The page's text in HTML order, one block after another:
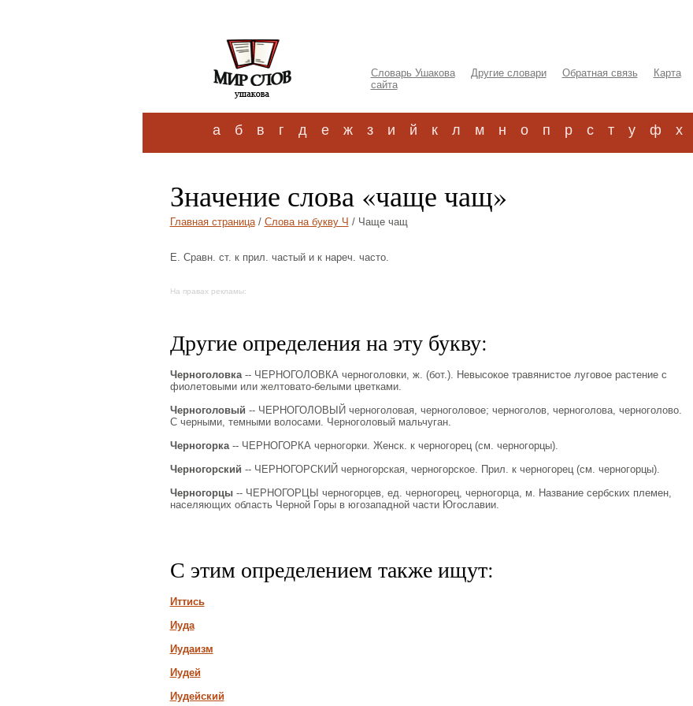
Словарь Ушакова Другие словари Обратная связь
Карта
сайта
а б в г д е ж з и й к л м н о п р с т у ф х
Значение слова «чаще чащ»
Главная страница/ Слова на букву Ч / Чаще чащ
Е. Сравн. ст. к прил. частый и к нареч. часто.
На правах рекламы:
Другие определения на эту букву:
Черноголовка-- ЧЕРНОГОЛОВКА черноголовки, ж. (бот.). Невысокое травянистое луговое растение с
фиолетовыми или желтовато-белыми цветками.
Черноголовый -- ЧЕРНОГОЛОВЫЙ черноголовая, черноголовое; черноголов, черноголова, черноголово.
С черными, темными волосами. Черноголовый мальчуган.
Черногорка-- ЧЕРНОГОРКА черногорки. Женск. к черногорец (см. черногорцы).
Черногорский -- ЧЕРНОГОРСКИЙ черногорская, черногорское. Прил. к черногорец (см. черногорцы).
Черногорцы-- ЧЕРНОГОРЦЫ черногорцев, ед. черногорец, черногорца, м. Название сербских племен,
населяющих область Черной Горы в югозападной части Югославии.
С этим определением также ищут:
Иттись
Иуда
Иудаизм
Иудей
Иудейский